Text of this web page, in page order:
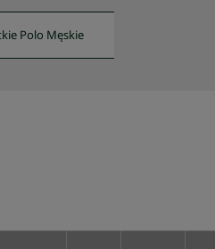
Polo Męskie